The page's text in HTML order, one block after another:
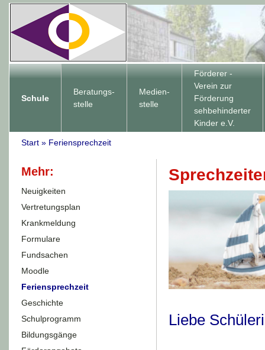
Schule
Beratungs-
stelle
Medien-
stelle
Förderer -
Verein zur
Förderung
sehbehinderter
Kinder e.V.
Start» Feriensprechzeit
Mehr:
Neuigkeiten
Vertretungsplan
Krankmeldung
Formulare
Fundsachen
Moodle
Feriensprechzeit
Geschichte
Schulprogramm
Bildungsgänge
Liebe